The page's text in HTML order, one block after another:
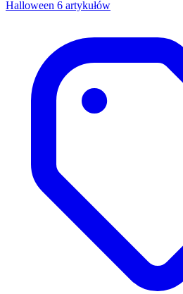
Halloween 6 artykułów